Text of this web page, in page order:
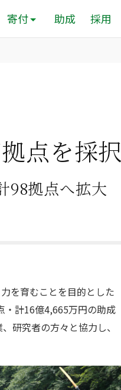
寄付 助成 採用
点を採択
98拠点へ拡大
を育むことを目的とした
・計16億4,665万円の助成
研究者の方々と協力し、